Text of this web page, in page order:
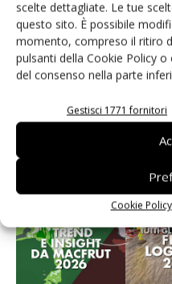
scelte dettagliate. Le tue
questo sito. È possibile
momento, compreso il ritiro
pulsanti della Cookie Policy
del consenso nella parte
Gestisci 1771 fornitori
Cookie Policy